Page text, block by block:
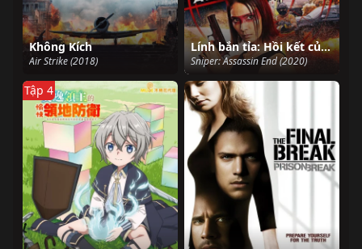
Không Kích
Air Strike (2018)
Lính bắn tỉa: Hồi kết của sát thủ
Sniper: Assassin End (2020)
Tập 4